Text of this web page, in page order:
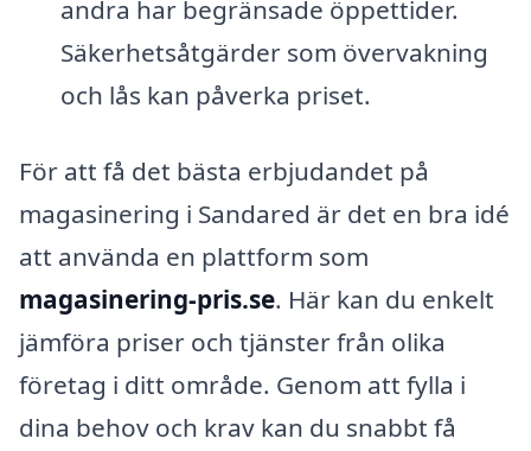
andra har begränsade öppettider.
Säkerhetsåtgärder som övervakning
och lås kan påverka priset.
För att få det bästa erbjudandet på
magasinering i Sandared är det en bra idé
att använda en plattform som
magasinering-pris.se. Här kan du enkelt
jämföra priser och tjänster från olika
företag i ditt område. Genom att fylla i
dina behov och krav kan du snabbt få